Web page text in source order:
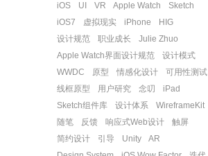
iOS
UI VR Apple Watch
Sketch
iOS7
虚拟现实 iPhone
HIG
设计规范
职业成长
Julie Zhuo
Apple Watch界面设计规范
设计模式
WWDC
原型 情感化设计
可用性测试
线框原型
用户研究 念叨
iPad
Sketch组件库
设计体系
WireframeKit
随笔
反馈 响应式Web设计
触屏
简约设计
引导 Unity
AR